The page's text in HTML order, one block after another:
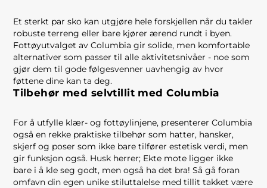
Et sterkt par sko kan utgjøre hele forskjellen når du takler
robuste terreng eller bare kjører ærend rundt i byen.
Fottøyutvalget av Columbia gir solide, men komfortable
alternativer som passer til alle aktivitetsnivåer - noe som
gjør dem til gode følgesvenner uavhengig av hvor
føttene dine kan ta deg.
Tilbehør med selvtillit med Columbia
For å utfylle klær- og fottøylinjene, presenterer Columbia
også en rekke praktiske tilbehør som hatter, hansker,
skjerf og poser som ikke bare tilfører estetisk verdi, men
gir funksjon også. Husk herrer; Ekte mote ligger ikke
bare i å kle seg godt, men også ha det bra! Så gå foran
omfavn din egen unike stiluttalelse med tillit takket være